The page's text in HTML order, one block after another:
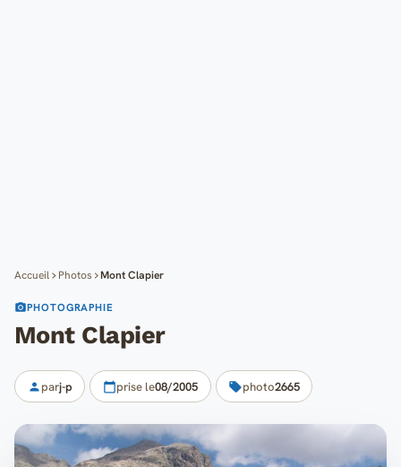
Accueil Photos Mont Clapier
PHOTOGRAPHIE
Mont Clapier
parj-p prise le08/2005 photo2665